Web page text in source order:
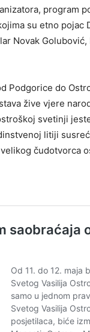
program
su etno pojac
Novak
Podgorice do
žive vjere
svetinji
litiji
čudotvorca